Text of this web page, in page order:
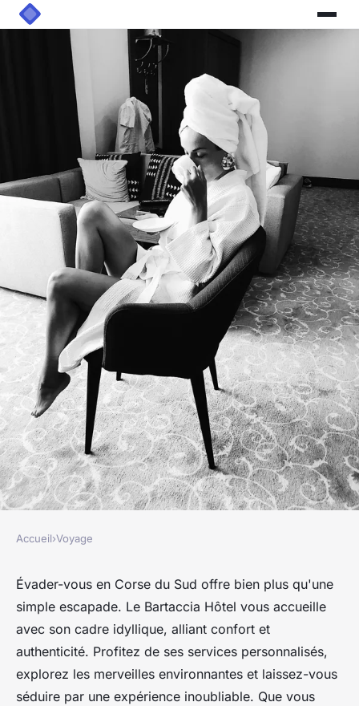
VOYAGE
Évadez-vous en Corse du Sud :
Découvrez le Bartaccia Hôtel
Juliette•26 décembre 2024•4 min de lecture
Accueil›Voyage
Évader-vous en Corse du Sud offre bien plus qu'une
simple escapade. Le Bartaccia Hôtel vous accueille
avec son cadre idyllique, alliant confort et
authenticité. Profitez de ses services personnalisés,
explorez les merveilles environnantes et laissez-vous
séduire par une expérience inoubliable. Que vous